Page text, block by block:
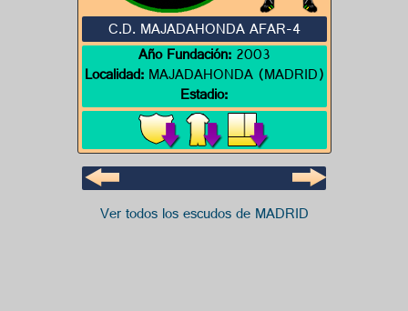
C.D. MAJADAHONDA AFAR-4
Año Fundación:2003
Localidad:MAJADAHONDA (MADRID)
Estadio:
Ver todos los escudos de MADRID